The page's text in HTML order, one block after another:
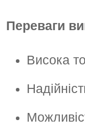
Переваги
Висока